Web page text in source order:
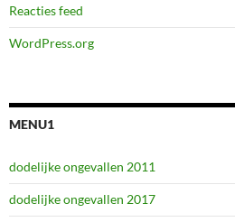
Reacties feed
WordPress.org
MENU1
dodelijke ongevallen 2011
dodelijke ongevallen 2017